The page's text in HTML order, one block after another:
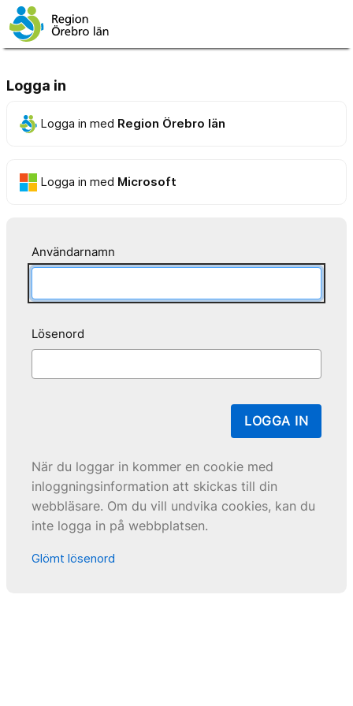
Logga in
Logga in med Region Örebro län
Logga in med Microsoft
Användarnamn
Lösenord
LOGGA IN
När du loggar in kommer en cookie med
inloggningsinformation att skickas till din
webbläsare. Om du vill undvika cookies, kan du
inte logga in på webbplatsen.
Glömt lösenord